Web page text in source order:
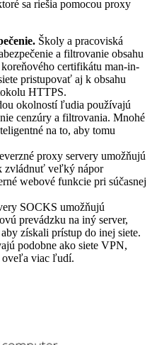
sa riešia pomocou proxy
Školy a pracoviská
a filtrovanie obsahu
certifikátu man-in-
pristupovať aj k obsahu
HTTPS.
okolností ľudia používajú
cenzúry a filtrovania. Mnohé
na to, aby tomu
proxy servery umožňujú
zvládnuť veľký nápor
webové funkcie pri súčasnej
SOCKS umožňujú
prevádzku na iný server,
získali prístup do inej siete.
podobne ako siete VPN,
oveľa viac ľudí.